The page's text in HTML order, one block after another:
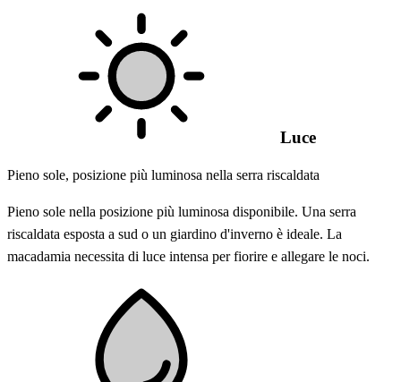
Luce
Pieno sole, posizione più luminosa nella serra riscaldata
Pieno sole nella posizione più luminosa disponibile. Una serra
riscaldata esposta a sud o un giardino d'inverno è ideale. La
macadamia necessita di luce intensa per fiorire e allegare le noci.